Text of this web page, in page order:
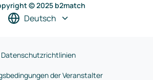
© 2025 b2match
Deutsch
Datenschutzrichtlinien
der Veranstalter